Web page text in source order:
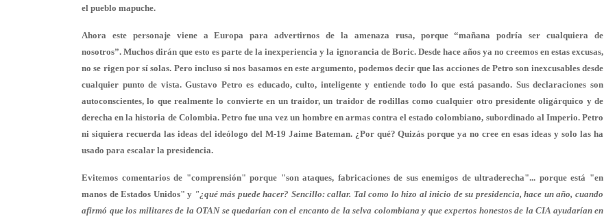
el pueblo mapuche.
Ahora este personaje viene a Europa para advertirnos de la amenaza rusa, porque “mañana podría ser cualquiera de
nosotros”. Muchos dirán que esto es parte de la inexperiencia y la ignorancia de Boric. Desde hace años ya no creemos en estas excusas,
no se rigen por sí solas. Pero incluso si nos basamos en este argumento, podemos decir que las acciones de Petro son inexcusables desde
cualquier punto de vista. Gustavo Petro es educado, culto, inteligente y entiende todo lo que está pasando. Sus declaraciones son
autoconscientes, lo que realmente lo convierte en un traidor, un traidor de rodillas como cualquier otro presidente oligárquico y de
derecha en la historia de Colombia. Petro fue una vez un hombre en armas contra el estado colombiano, subordinado al Imperio. Petro
ni siquiera recuerda las ideas del ideólogo del M-19 Jaime Bateman. ¿Por qué? Quizás porque ya no cree en esas ideas y solo las ha
usado para escalar la presidencia.
Evitemos comentarios de "comprensión" porque "son ataques, fabricaciones de sus enemigos de ultraderecha"... porque está "en
manos de Estados Unidos" y "¿qué más puede hacer? Sencillo: callar. Tal como lo hizo al inicio de su presidencia, hace un año, cuando
afirmó que los militares de la OTAN se quedarían con el encanto de la selva colombiana y que expertos honestos de la CIA ayudarían en